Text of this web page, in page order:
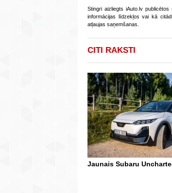
Stingri aizliegts iAuto.lv
informācijas līdzekļos vai kā
atļaujas saņemšanas.
CITI RAKSTI
Jaunais Subaru